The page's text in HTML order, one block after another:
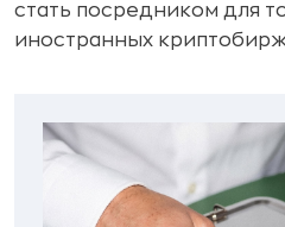
стать посредником для
иностранных